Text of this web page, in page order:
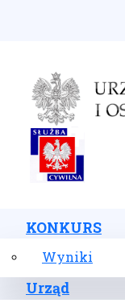
KONKURS
Wyniki
Urząd